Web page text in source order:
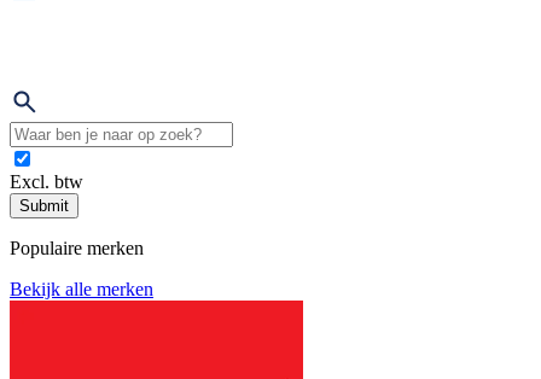
Excl. btw
Submit
Populaire merken
Bekijk alle merken